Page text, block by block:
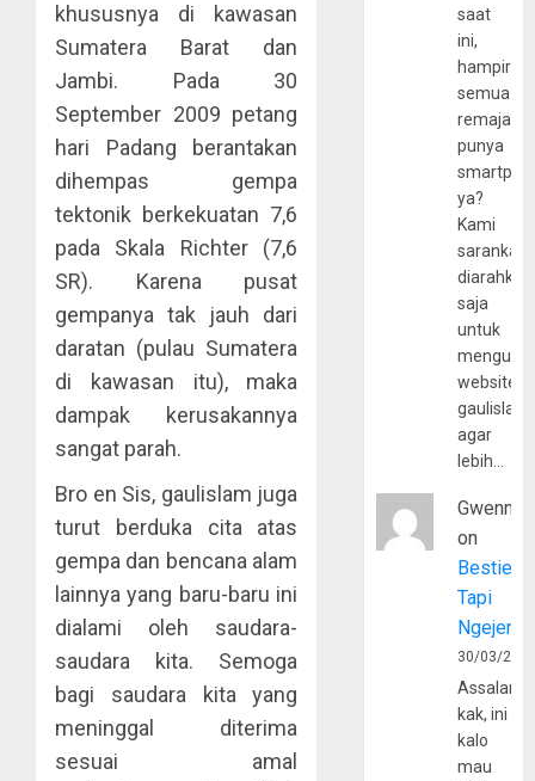
khususnya di kawasan
Sumatera Barat dan
Jambi. Pada 30
September 2009 petang
hari Padang berantakan
dihempas gempa
tektonik berkekuatan 7,6
pada Skala Richter (7,6
SR). Karena pusat
gempanya tak jauh dari
daratan (pulau Sumatera
di kawasan itu), maka
dampak kerusakannya
sangat parah.
Bro en Sis, gaulislam juga
turut berduka cita atas
gempa dan bencana alam
lainnya yang baru-baru ini
dialami oleh saudara-
saudara kita. Semoga
bagi saudara kita yang
meninggal diterima
sesuai amal
saat
ini,
hampir
semua
remaja
punya
ya?
Kami
sarankan,
diarahkan
saja
untuk
website
agar
lebih…
Gwenny
on
Bestie
Tapi
30/03/
kak, ini
kalo
mau